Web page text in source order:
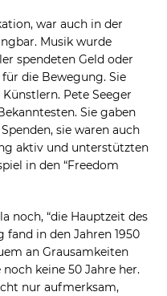
war auch in der
Musik wurde
spendeten Geld oder
die Bewegung. Sie
Pete Seeger
Sie gaben
sie waren auch
aktiv und unterstützten
in den “Freedom
noch, “die Hauptzeit des
in den Jahren 1950
an Grausamkeiten
keine 50 Jahre her.
nur aufmerksam,